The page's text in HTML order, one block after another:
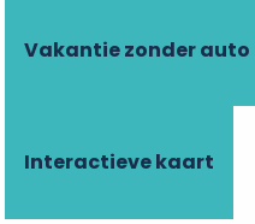
Vakantie zonder auto
Interactieve kaart
Vliegtuig